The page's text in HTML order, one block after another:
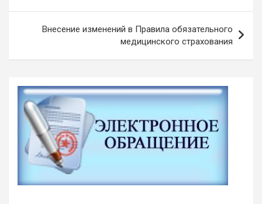
записям
Внесение изменений в Правила обязательного
медицинского страхования